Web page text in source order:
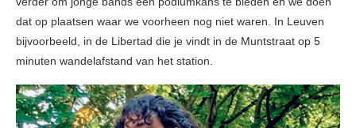
dat op plaatsen waar we voorheen nog niet waren. In Leuven
bijvoorbeeld, in de Libertad die je vindt in de Muntstraat op 5
minuten wandelafstand van het station.